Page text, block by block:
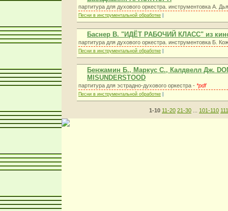
партитура для духового оркестра. инструментовка А.
Песни в инструментальной обработке
Баснер В. "ИДЁТ РАБОЧИЙ КЛАСС" из
партитура для духового оркестра. инструментовка Б.
Песни в инструментальной обработке
Бенжамин Б., Маркус С., Калдвелл Дж.
MISUNDERSTOOD
партитура для эстрадно-духового оркестра - *pdf
Песни в инструментальной обработке
1-10 11-20 21-30 101-110